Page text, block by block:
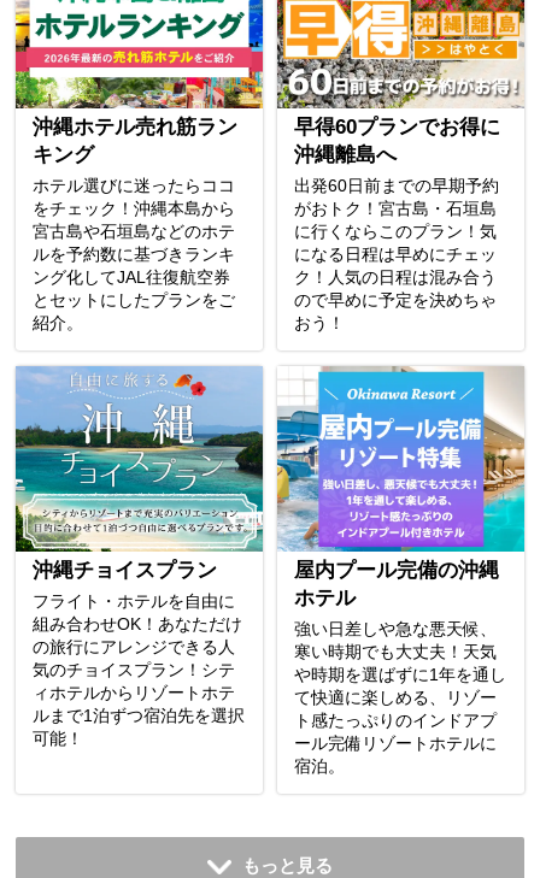
沖縄ホテル売れ筋ラン
キング
ホテル選びに迷ったらココ
をチェック！沖縄本島から
宮古島や石垣島などのホテ
ルを予約数に基づきランキ
ング化してJAL往復航空券
とセットにしたプランをご
紹介。
早得60プランでお得に
沖縄離島へ
出発60日前までの早期予約
がおトク！宮古島・石垣島
に行くならこのプラン！気
になる日程は早めにチェッ
ク！人気の日程は混み合う
ので早めに予定を決めちゃ
おう！
沖縄チョイスプラン
フライト・ホテルを自由に
組み合わせOK！あなただけ
の旅行にアレンジできる人
気のチョイスプラン！シテ
ィホテルからリゾートホテ
ルまで1泊ずつ宿泊先を選択
可能！
屋内プール完備の沖縄
ホテル
強い日差しや急な悪天候、
寒い時期でも大丈夫！天気
や時期を選ばずに1年を通し
て快適に楽しめる、リゾー
ト感たっぷりのインドアプ
ール完備リゾートホテルに
宿泊。
もっと見る